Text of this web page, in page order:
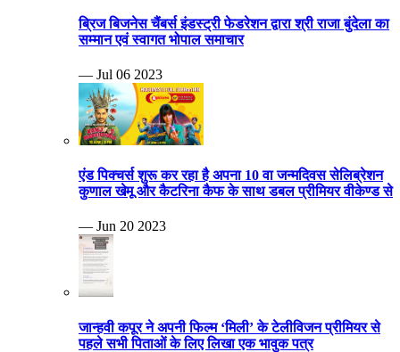
ब्रिज बिजनेस चैंबर्स इंडस्ट्री फेडरेशन द्वारा श्री राजा बुंदेला का
सम्मान एवं स्वागत भोपाल समाचार
— Jul 06 2023
एंड पिक्चर्स शुरू कर रहा है अपना 10 वा जन्मदिवस सेलिब्रेशन
कुणाल खेमू और कैटरिना कैफ के साथ डबल प्रीमियर वीकेण्ड से
— Jun 20 2023
जान्हवी कपूर ने अपनी फिल्म ‘मिली’ के टेलीविजन प्रीमियर से
पहले सभी पिताओं के लिए लिखा एक भावुक पत्र